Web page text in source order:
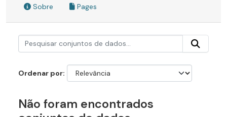
Sobre Pages
Ordenar por
Não foram encontrados